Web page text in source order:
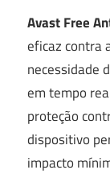
Avast Free
eficaz contra
necessidade
em tempo
proteção
dispositivo
impacto